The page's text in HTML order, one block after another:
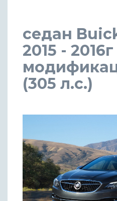
седан
2015 -
(305 л.с.)